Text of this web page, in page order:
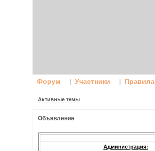
Форум Участники Правила
Активные темы
Объявление
Администрация: